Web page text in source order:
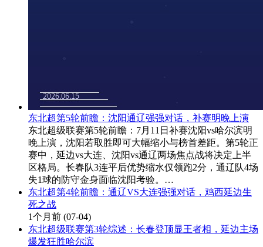
东北超第5轮前瞻：沈阳通辽强强对话，补赛明晚上演
东北超级联赛第5轮前瞻：7月11日补赛沈阳vs哈尔滨明
晚上演，沈阳若取胜即可大幅缩小与榜首差距。第5轮正
赛中，延边vs大连、沈阳vs通辽两场焦点战将决定上半
区格局。长春队3连平后优势缩水仅领跑2分，通辽队4场
失1球的防守金身面临沈阳考验。…
东北超第4轮前瞻：通辽VS大连强强对话，鸡西延边生
死之战
1个月前 (07-04)
东北超级联赛第3轮综述：长春登顶显王者相，延边主场
爆发狂胜哈尔滨